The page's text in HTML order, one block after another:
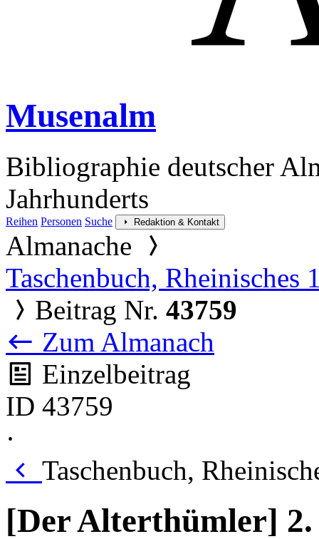
Musenalm
Bibliographie deutscher
Jahrhunderts
Reihen Personen Suche Redaktion & Kontakt
Almanache
Taschenbuch, Rheinisches
Beitrag Nr. 43759
Zum Almanach
Einzelbeitrag
ID 43759
·
Taschenbuch,
[Der Alterthümler] 2.